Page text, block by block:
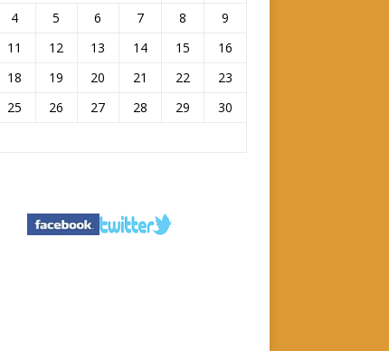
4 5 6 7 8
9
11 12 13 14 15
16
18 19 20 21 22
23
25 26 27 28 29
30